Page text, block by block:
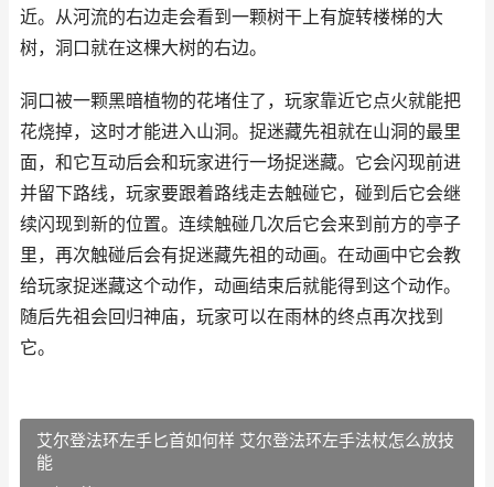
近。从河流的右边走会看到一颗树干上有旋转楼梯的大
树，洞口就在这棵大树的右边。
洞口被一颗黑暗植物的花堵住了，玩家靠近它点火就能把
花烧掉，这时才能进入山洞。捉迷藏先祖就在山洞的最里
面，和它互动后会和玩家进行一场捉迷藏。它会闪现前进
并留下路线，玩家要跟着路线走去触碰它，碰到后它会继
续闪现到新的位置。连续触碰几次后它会来到前方的亭子
里，再次触碰后会有捉迷藏先祖的动画。在动画中它会教
给玩家捉迷藏这个动作，动画结束后就能得到这个动作。
随后先祖会回归神庙，玩家可以在雨林的终点再次找到
它。
艾尔登法环左手匕首如何样 艾尔登法环左手法杖怎么放技
能